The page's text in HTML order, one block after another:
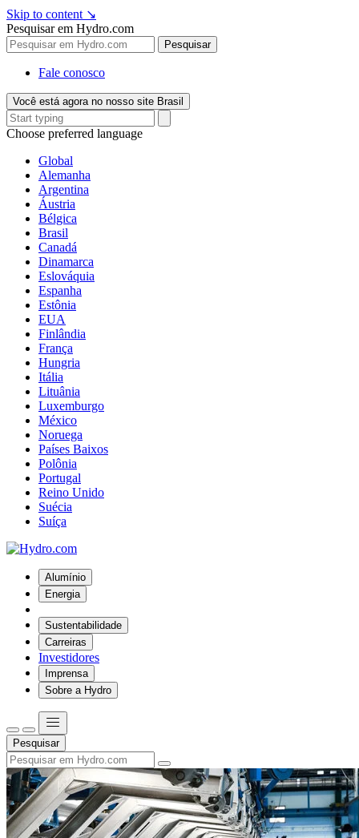
Skip to content ↘
Pesquisar em Hydro.com
Pesquisar
Fale conosco
Você está agora no nosso site Brasil
Choose preferred language
Global
Alemanha
Argentina
Áustria
Bélgica
Brasil
Canadá
Dinamarca
Eslováquia
Espanha
Estônia
EUA
Finlândia
França
Hungria
Itália
Lituânia
Luxemburgo
México
Noruega
Países Baixos
Polônia
Portugal
Reino Unido
Suécia
Suíça
Alumínio
Energia
Sustentabilidade
Carreiras
Investidores
Imprensa
Sobre a Hydro
Pesquisar